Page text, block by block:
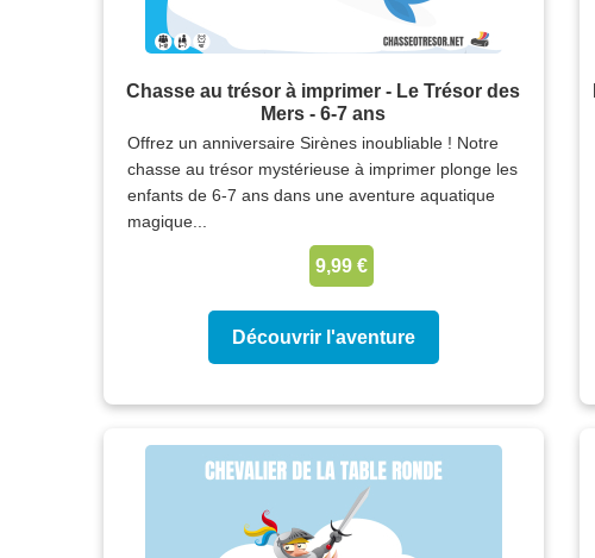
Chasse au trésor à imprimer - Le Trésor des
Mers - 6-7 ans
Offrez un anniversaire Sirènes inoubliable ! Notre
chasse au trésor mystérieuse à imprimer plonge les
enfants de 6-7 ans dans une aventure aquatique
magique...
9,99 €
Découvrir l'aventure